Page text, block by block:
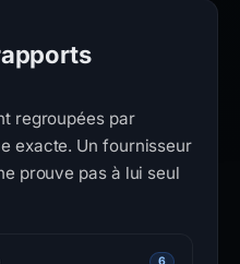
regroupées par
exacte. Un fournisseur
prouve pas à lui seul